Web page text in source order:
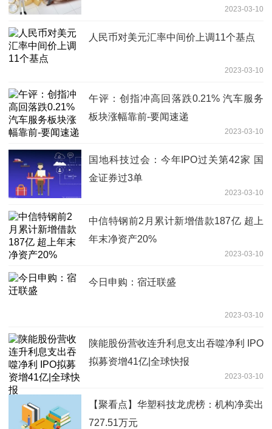
2023-03-10
人民币对美元汇率中间价上调11个基点
2023-03-10
午评：创指冲高回落跌0.21% 汽车服务
板块涨幅靠前-要闻速递
2023-03-10
国地科技过会：今年IPO过关第42家 国
金证券过3单
2023-03-10
中信特钢前2月累计新增借款187亿 超上
年末净资产20%
2023-03-10
今日申购：宿迁联盛
2023-03-10
陕能股份营收连升利息支出吞噬净利 IPO
拟募资增41亿|全球快报
2023-03-10
【聚看点】华塑科技龙虎榜：机构净卖出
727.51万元